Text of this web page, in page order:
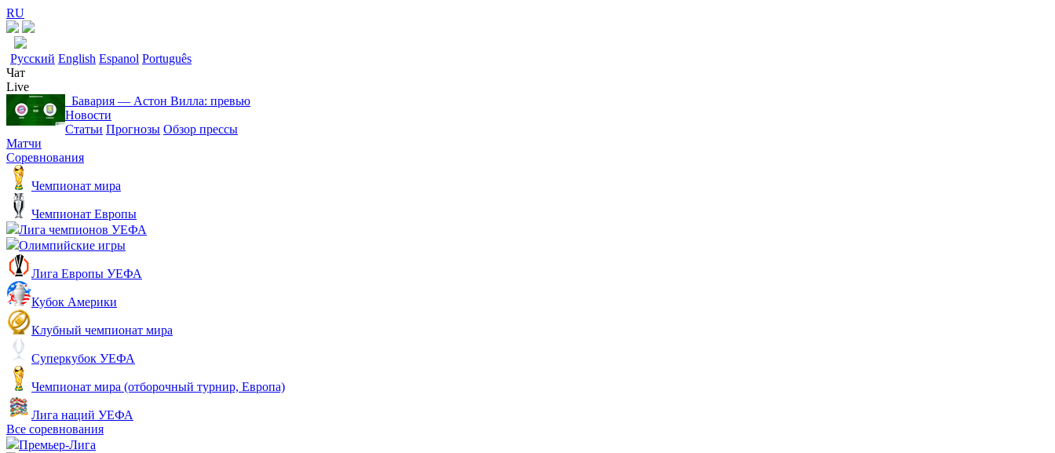
RU
Русский English Espanol Português
Чат
Live
Бавария ― Астон Вилла: превью
Новости
Статьи Прогнозы Обзор прессы
Матчи
Соревнования
Чемпионат мира
Чемпионат Европы
Лига чемпионов УЕФА
Олимпийские игры
Лига Европы УЕФА
Кубок Америки
Клубный чемпионат мира
Суперкубок УЕФА
Чемпионат мира (отборочный турнир, Европа)
Лига наций УЕФА
Все соревнования
Премьер-Лига